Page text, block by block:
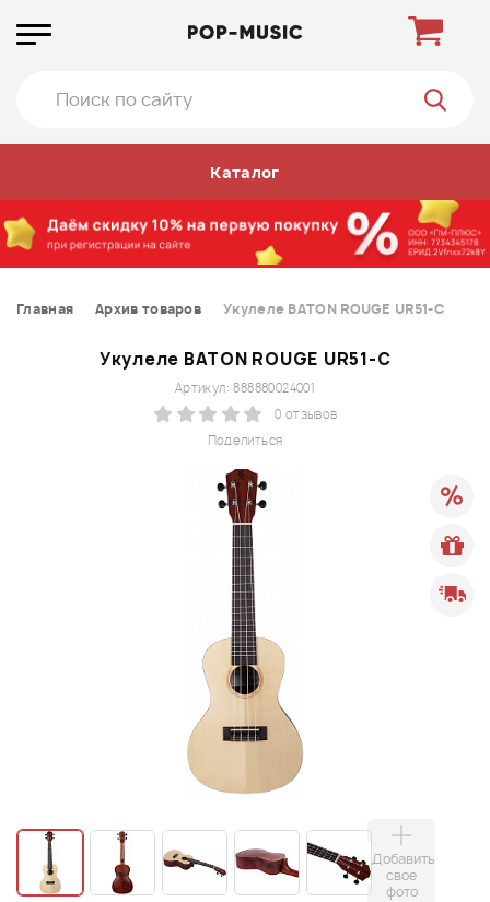
Каталог
Главная Архив товаров Укулеле BATON ROUGE UR51-C
Укулеле BATON ROUGE UR51-C
Поделиться
Артикул: 888880024001
0 отзывов
Добавить
свое
фото